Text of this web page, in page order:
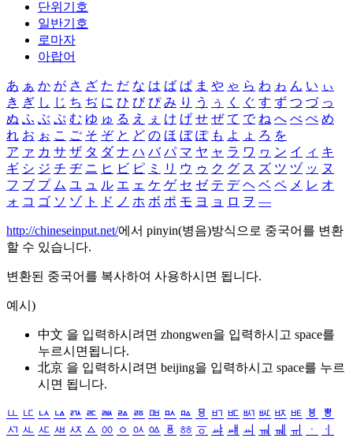
단위기호
일반기호
로마자
아랍어
あ ぁ か が さ ざ た だ な は ば ぱ ま や ゃ ら わ ゎ ん い ぃ
き ぎ し じ ち ぢ に ひ び ぴ み り う ぅ く ぐ す ず つ づ っ
ぬ ふ ぶ ぷ む ゆ ゅ る え ぇ け げ せ ぜ て で ね へ べ ぺ め
れ お ぉ こ ご そ ぞ と ど の ほ ぼ ぽ も よ ょ ろ を
ア ァ カ サ ザ タ ダ ナ ハ バ パ マ ヤ ャ ラ ワ ヮ ン イ ィ キ
ギ シ ジ チ ヂ ニ ヒ ビ ピ ミ リ ウ ゥ ク グ ス ズ ツ ヅ ッ ヌ
フ ブ プ ム ユ ュ ル エ ェ ケ ゲ セ ゼ テ デ ヘ ベ ペ メ レ オ
ォ コ ゴ ソ ゾ ト ド ノ ホ ボ ポ モ ヨ ョ ロ ヲ ―
http://chineseinput.net/에서 pinyin(병음)방식으로 중국어를 변환
할 수 있습니다.
변환된 중국어를 복사하여 사용하시면 됩니다.
예시)
中文 을 입력하시려면 zhongwen을 입력하시고 space를
누르시면됩니다.
北京 을 입력하시려면 beijing을 입력하시고 space를 누르
시면 됩니다.
ㅥ ㅦ ㅧ ㅨ ㅩ ㅪ ㅫ ㅬ ㅭ ㅮ ㅯ ㅰ ㅱ ㅲ ㅳ ㅴ ㅵ ㅶ ㅷ ㅸ
ㅹ
ㅺ ㅻ ㅼ ㅽ ㅾ ㅿ ㆀ ㆁ ㆂ ㆃ ㆄ ㆅ ㆆ ㆇ ㆈ ㆉ ㆊ ㆋ ㆌ ㆍ
ㆎ